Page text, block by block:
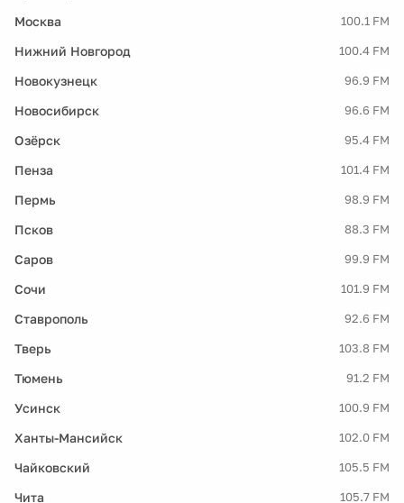
Москва 100.1 FM
Нижний Новгород 100.4 FM
Новокузнецк 96.9 FM
Новосибирск 96.6 FM
Озёрск 95.4 FM
Пенза 101.4 FM
Пермь 98.9 FM
Псков 88.3 FM
Саров 99.9 FM
Сочи 101.9 FM
Ставрополь 92.6 FM
Тверь 103.8 FM
Тюмень 91.2 FM
Усинск 100.9 FM
Ханты-Мансийск 102.0 FM
Чайковский 105.5 FM
Чита 105.7 FM